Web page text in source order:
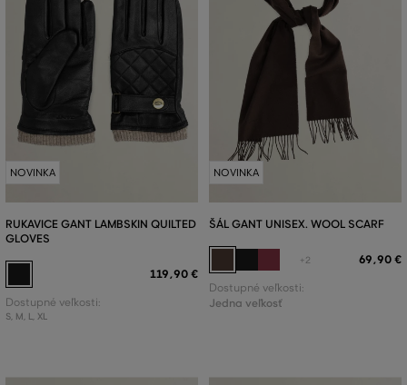
NOVINKA
RUKAVICE GANT LAMBSKIN QUILTED
GLOVES
119,90 €
Dostupné veľkosti:
S, M, L, XL
NOVINKA
ŠÁL GANT UNISEX. WOOL SCARF
+2 69,90 €
Dostupné veľkosti:
Jedna veľkosť